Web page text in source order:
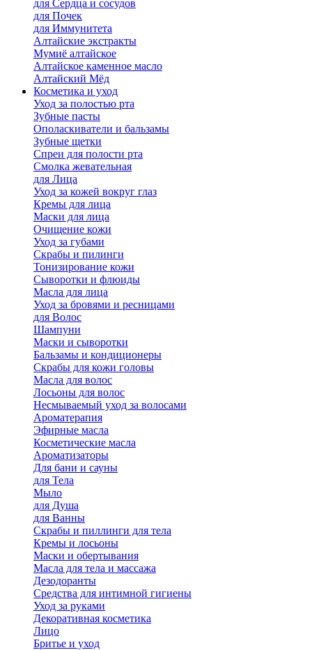
для Сердца и сосудов
для Почек
для Иммунитета
Алтайские экстракты
Мумиё алтайское
Алтайское каменное масло
Алтайский Мёд
Косметика и уход
Уход за полостью рта
Зубные пасты
Ополаскиватели и бальзамы
Зубные щетки
Спреи для полости рта
Смолка жевательная
для Лица
Уход за кожей вокруг глаз
Кремы для лица
Маски для лица
Очищение кожи
Уход за губами
Скрабы и пилинги
Тонизирование кожи
Сыворотки и флюиды
Масла для лица
Уход за бровями и ресницами
для Волос
Шампуни
Маски и сыворотки
Бальзамы и кондиционеры
Скрабы для кожи головы
Масла для волос
Лосьоны для волос
Несмываемый уход за волосами
Ароматерапия
Эфирные масла
Косметические масла
Ароматизаторы
Для бани и сауны
для Тела
Мыло
для Душа
для Ванны
Скрабы и пиллинги для тела
Кремы и лосьоны
Маски и обертывания
Масла для тела и массажа
Дезодоранты
Средства для интимной гигиены
Уход за руками
Декоративная косметика
Лицо
Бритье и уход